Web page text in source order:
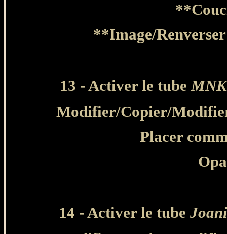
**Image/
13 - Activer le tube
Modifier/Copier/
Placer
14 - Activer le tube